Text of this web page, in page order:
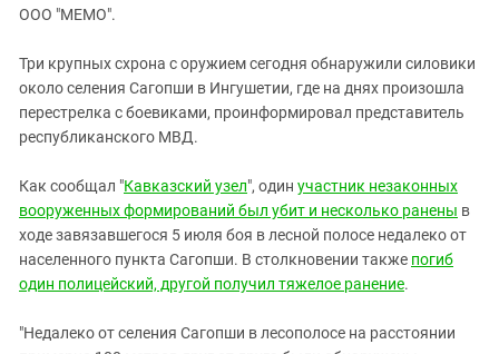
ИНАКОМЫСЛИЕ В ЧЕЧНЕ
ПРЕСЛЕДОВАНИЕ АКТИВИСТОВ
МОБИЛИЗАЦИЯ И ПРОТЕСТЫ
Дагестан
Кабардино-Балкария
Калмыкия
Краснодарский край
Российская Федерация
Ростовская область
Северная Осетия - Алания
ООО "МЕМО".
Три крупных схрона с оружием сегодня обнаружили силовики
около селения Сагопши в Ингушетии, где на днях произошла
перестрелка с боевиками, проинформировал представитель
республиканского МВД.
Как сообщал "Кавказский узел", один участник незаконных
вооруженных формирований был убит и несколько ранены в
ходе завязавшегося 5 июля боя в лесной полосе недалеко от
населенного пункта Сагопши. В столкновении также погиб
один полицейский, другой получил тяжелое ранение.
"Недалеко от селения Сагопши в лесополосе на расстоянии